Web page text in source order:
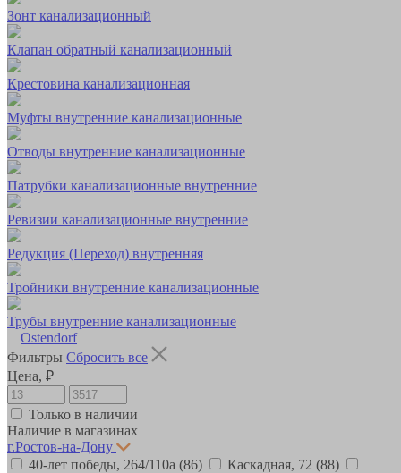
Зонт канализационный
Клапан обратный канализационный
Крестовина канализационная
Муфты внутренние канализационные
Отводы внутренние канализационные
Патрубки канализационные внутренние
Ревизии канализационные внутренние
Редукция (Переход) внутренняя
Тройники внутренние канализационные
Трубы внутренние канализационные
Ostendorf
Фильтры Сбросить все
Цена, ₽
Только в наличии
Наличие в магазинах
г.Ростов-на-Дону
40-лет победы, 264/110а (86) Каскадная, 72 (88)